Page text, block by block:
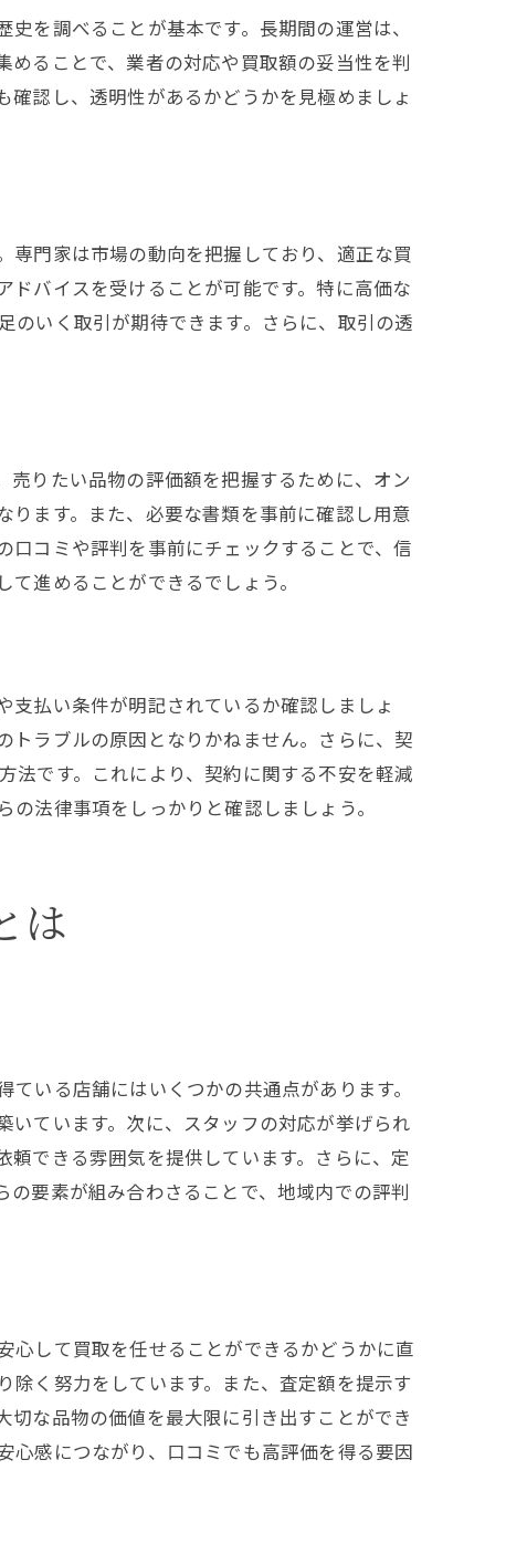
を調べることが基本です。長期間の運営は、
ることで、業者の対応や買取額の妥当性を判
認し、透明性があるかどうかを見極めましょ
門家は市場の動向を把握しており、適正な買
バイスを受けることが可能です。特に高価な
のいく取引が期待できます。さらに、取引の透
りたい品物の評価額を把握するために、オン
ます。また、必要な書類を事前に確認し用意
口コミや評判を事前にチェックすることで、信
進めることができるでしょう。
払い条件が明記されているか確認しましょ
トラブルの原因となりかねません。さらに、契
法です。これにより、契約に関する不安を軽減
法律事項をしっかりと確認しましょう。
は
いる店舗にはいくつかの共通点があります。
ています。次に、スタッフの対応が挙げられ
できる雰囲気を提供しています。さらに、定
要素が組み合わさることで、地域内での評判
心して買取を任せることができるかどうかに直
く努力をしています。また、査定額を提示す
な品物の価値を最大限に引き出すことができ
心感につながり、口コミでも高評価を得る要因